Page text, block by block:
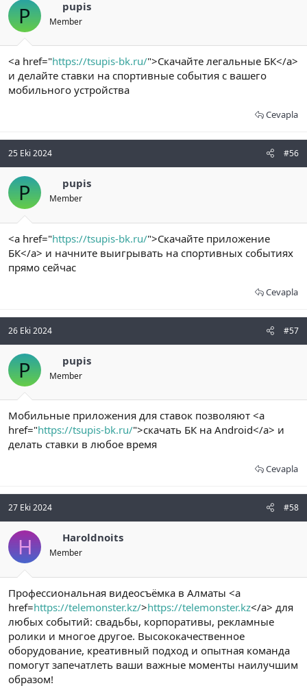
P pupis
Member
<a href="https://tsupis-bk.ru/">Скачайте легальные БК</a>
и делайте ставки на спортивные события с вашего
мобильного устройства
Cevapla
25 Eki 2024 #56
P pupis
Member
<a href="https://tsupis-bk.ru/">Скачайте приложение
БК</a> и начните выигрывать на спортивных событиях
прямо сейчас
Cevapla
26 Eki 2024 #57
P pupis
Member
Мобильные приложения для ставок позволяют <a
href="https://tsupis-bk.ru/">скачать БК на Android</a> и
делать ставки в любое время
Cevapla
27 Eki 2024 #58
H Haroldnoits
Member
Профессиональная видеосъёмка в Алматы <a
href=https://telemonster.kz/>https://telemonster.kz</a> для
любых событий: свадьбы, корпоративы, рекламные
ролики и многое другое. Высококачественное
оборудование, креативный подход и опытная команда
помогут запечатлеть ваши важные моменты наилучшим
образом!